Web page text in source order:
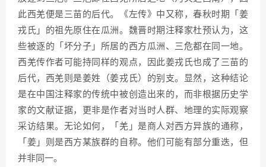
此西羌便是三苗的后代。《左传》中又称，春秋时期「姜
戎氏」的祖先原住在瓜洲。魏晋时期注释家杜预认为，这
些被逐的「坏分子」所居的西方瓜洲、三危都在同一地。
西羌传作者可能持同样的观点，因此姜戎氏也成了三苗的
后代，西羌则是姜姓（姜戎氏）的别支。显然，这种结论
是在中国注释家的传统中被创造出来的，而非根据历史学
家的文献证据，更非是作者对当时人群、地理的实际观察
采访结果。无论如何，「羌」是商人对西方异族的通称，
「姜」则是西方某族群的自称。他们可能有部分重迭，但
并非同一。